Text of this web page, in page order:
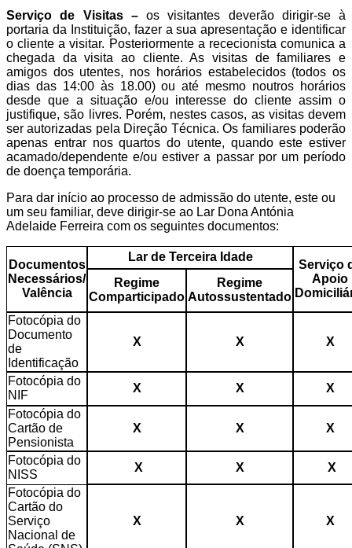
Serviço de Visitas –os visitantes deverão dirigir-se à
portaria da Instituição, fazer a sua apresentação e identificar
o cliente a visitar. Posteriormente a rececionista comunica a
chegada da visita ao cliente. As visitas de familiares e
amigos dos utentes, nos horários estabelecidos (todos os
dias das 14:00 às 18.00) ou até mesmo noutros horários
desde que a situação e/ou interesse do cliente assim o
justifique, são livres. Porém, nestes casos, as visitas devem
ser autorizadas pela Direção Técnica. Os familiares poderão
apenas entrar nos quartos do utente, quando este estiver
acamado/dependente e/ou estiver a passar por um período
de doença temporária.
Para dar início ao processo de admissão do utente, este ou
um seu familiar, deve dirigir-se ao Lar Dona Antónia
Adelaide Ferreira com os seguintes documentos:
Documentos
Necessários/
Valência
Lar de Terceira Idade
Serviço
Apoio
Regime
Comparticipado
Regime
Autossustentado
Fotocópia do
Documento
de
Identificação
X X X
Fotocópia do
NIF
X X
X
Fotocópia do
Cartão de
Pensionista
X X X
Fotocópia do
NISS
X X
X
Fotocópia do
Cartão do
Serviço
Nacional de
X X X